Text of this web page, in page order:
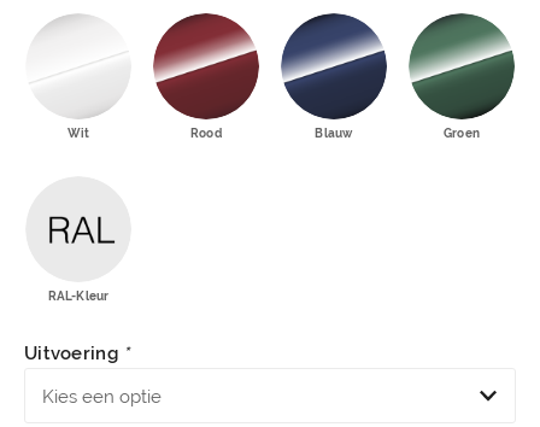
Wit Rood Blauw Groen
RAL-Kleur
Uitvoering *